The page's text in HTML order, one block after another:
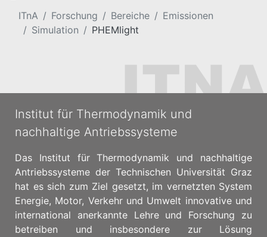
ITnA Forschung Bereiche
Emissionen
Simulation
PHEMlight
Institut für Thermodynamik und
nachhaltige Antriebssysteme
Das Institut für Thermodynamik und nachhaltige
Antriebssysteme der Technischen Universität Graz
hat es sich zum Ziel gesetzt, im vernetzten System
Energie, Motor, Verkehr und Umwelt innovative und
international anerkannte Lehre und Forschung zu
betreiben und insbesondere zur Lösung